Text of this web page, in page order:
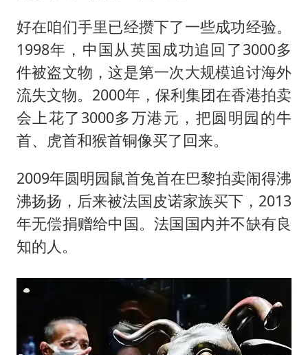
好在咱们手里已经攒下了一些成功经验。
1998年，中国从英国成功追回了3000多
件被盗文物，这是第一次大规模追讨海外
流失文物。2000年，保利集团在香港拍卖
会上花了3000多万港元，把圆明园的牛
首、虎首和猴首铜像买了回来。
2009年圆明园鼠首兔首在巴黎拍卖闹得沸
沸扬扬，后来被法国皮诺家族买下，2013
年无偿捐赠给中国。法国国内并不缺有良
知的人。